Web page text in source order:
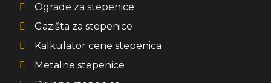
Ograde za stepenice
Gazišta za stepenice
Kalkulator cene stepenica
Metalne stepenice